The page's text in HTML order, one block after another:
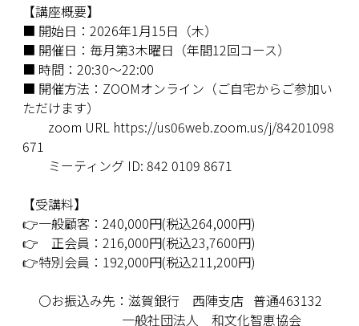
【講座概要】
■ 開始日：2026年1月15日（木）
■ 開催日：毎月第3木曜日（年間12回コース）
■ 時間：20:30〜22:00
■ 開催方法：ZOOMオンライン（ご自宅からご参加い
ただけます）
zoom URL https://us06web.zoom.us/j/84201098
671
ミーティング ID: 842 0109 8671
【受講料】
👉一般顧客：240,000円(税込264,000円)
👉 正会員：216,000円(税込23,7600円)
👉特別会員：192,000円(税込211,200円)
〇お振込み先：滋賀銀行 西陣支店 普通463132
一般社団法人 和文化智恵協会